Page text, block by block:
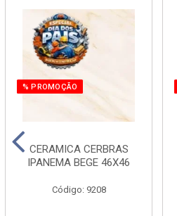
% PROMOÇÃO
CERAMICA CERBRAS
IPANEMA BEGE 46X46
Código: 9208